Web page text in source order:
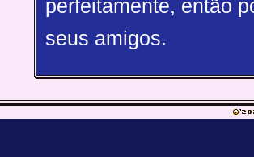
perfeitamente, então
seus amigos.